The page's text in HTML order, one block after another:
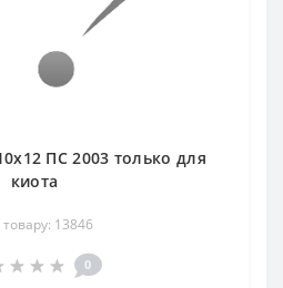
ПС 2003 только для
киота
товару: 13846
0